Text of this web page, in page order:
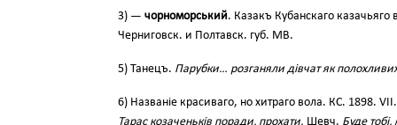
3) — чорноморський. Казакъ Кубанскаго казачьяго
Черниговск. и Полтавск. губ. МВ.
5) Танецъ. Парубки… розганяли дівчат як
6) Названіе красиваго, но хитраго вола. КС. 1898.
Тарас козаченьків поради, прохати. Шевч. Буде